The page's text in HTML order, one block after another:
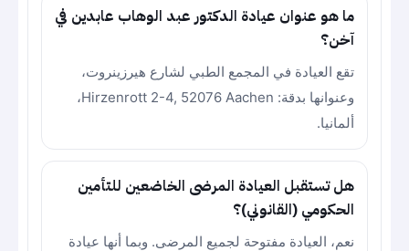
ما هو عنوان عيادة الدكتور عبد الوهاب عابدين في
آخن؟
تقع العيادة في المجمع الطبي لشارع هيرزينروت،
وعنوانها بدقة: Hirzenrott 2-4, 52076 Aachen،
ألمانيا.
هل تستقبل العيادة المرضى الخاضعين للتأمين
الحكومي (القانوني)؟
نعم، العيادة مفتوحة لجميع المرضى. وبما أنها عيادة